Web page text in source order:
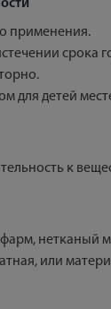
применения.
срока
для детей
к
нетканый
или